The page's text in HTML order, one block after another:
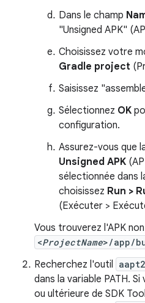
Dans le champ
"Unsigned APK"
Choisissez votre
Gradle project
Saisissez
Sélectionnez OK
configuration.
Assurez-vous que
Unsigned APK
sélectionnée dans
choisissez Run >
(Exécuter >
Vous trouverez l'APK
<ProjectName>/app/
Recherchez l'outil aapt2
dans la variable PATH.
ou ultérieure de SDK